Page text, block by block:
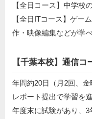
【全日コース】中学校
【全日ITコース】ゲー
作・映像編集などが学べ
【千葉本校】通信コ
年間約20日（月2回、
レポート提出で学習を
年度末に試験があり、3